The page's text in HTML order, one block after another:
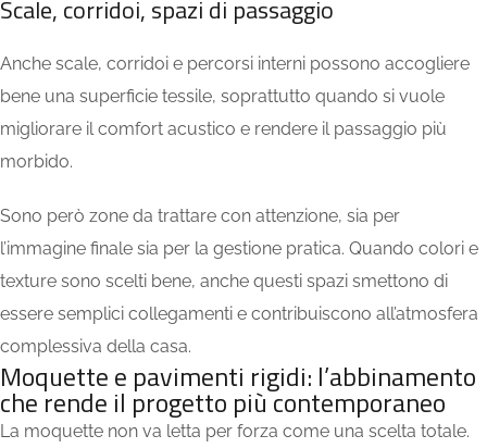
Scale, corridoi, spazi di passaggio
Anche scale, corridoi e percorsi interni possono accogliere
bene una superficie tessile, soprattutto quando si vuole
migliorare il comfort acustico e rendere il passaggio più
morbido.
Sono però zone da trattare con attenzione, sia per
l’immagine finale sia per la gestione pratica. Quando colori e
texture sono scelti bene, anche questi spazi smettono di
essere semplici collegamenti e contribuiscono all’atmosfera
complessiva della casa.
Moquette e pavimenti rigidi: l’abbinamento
che rende il progetto più contemporaneo
La moquette non va letta per forza come una scelta totale.